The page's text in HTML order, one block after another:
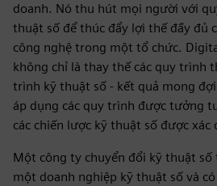
doanh. Nó thu hút mọi người với
thuật số để thúc đẩy lợi thế đầy đủ
công nghệ trong một tổ chức.
không chỉ là thay thế các quy trình
trình kỹ thuật số - kết quả mong
áp dụng các quy trình được tưởng
các chiến lược kỹ thuật số được xác
Một công ty chuyển đổi kỹ thuật
một doanh nghiệp kỹ thuật số và